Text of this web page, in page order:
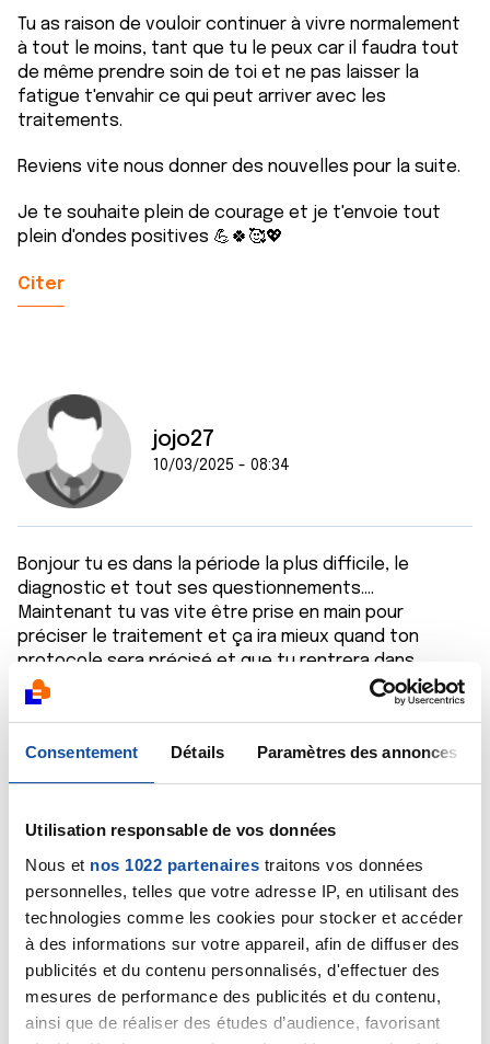
Consentement Détails Paramètres des annonces
Utilisation responsable de vos données
Nous et nos 1022 partenaires traitons vos données
personnelles, telles que votre adresse IP, en utilisant des
technologies comme les cookies pour stocker et accéder
à des informations sur votre appareil, afin de diffuser des
publicités et du contenu personnalisés, d'effectuer des
mesures de performance des publicités et du contenu,
ainsi que de réaliser des études d’audience, favorisant
Tu as raison de vouloir continuer à vivre normalement
à tout le moins, tant que tu le peux car il faudra tout
de même prendre soin de toi et ne pas laisser la
fatigue t'envahir ce qui peut arriver avec les
traitements.
Reviens vite nous donner des nouvelles pour la suite.
Je te souhaite plein de courage et je t'envoie tout
plein d'ondes positives 💪🍀🥰💖
Citer
jojo27
10/03/2025 - 08:34
Bonjour tu es dans la période la plus difficile, le
diagnostic et tout ses questionnements....
Maintenant tu vas vite être prise en main pour
préciser le traitement et ça ira mieux quand ton
protocole sera précisé et que tu rentrera dans
l'action.
statistiques de survie. A titre individuel nous ne
que les statistiques sont faites sur les personnes qui
ont eu un cancer il y a au moins 5 ans et que la
médecine a fait de gros progrès depuis.
J'ai eu une mastectomie en septembre (j'ai 50 ans) La
période fut difficile surtout les jours d'avant mais au
final je m'y suis faite assez rapidement. Ils évitent le
plus possible de retirer le sein maintenant, s'ils le font